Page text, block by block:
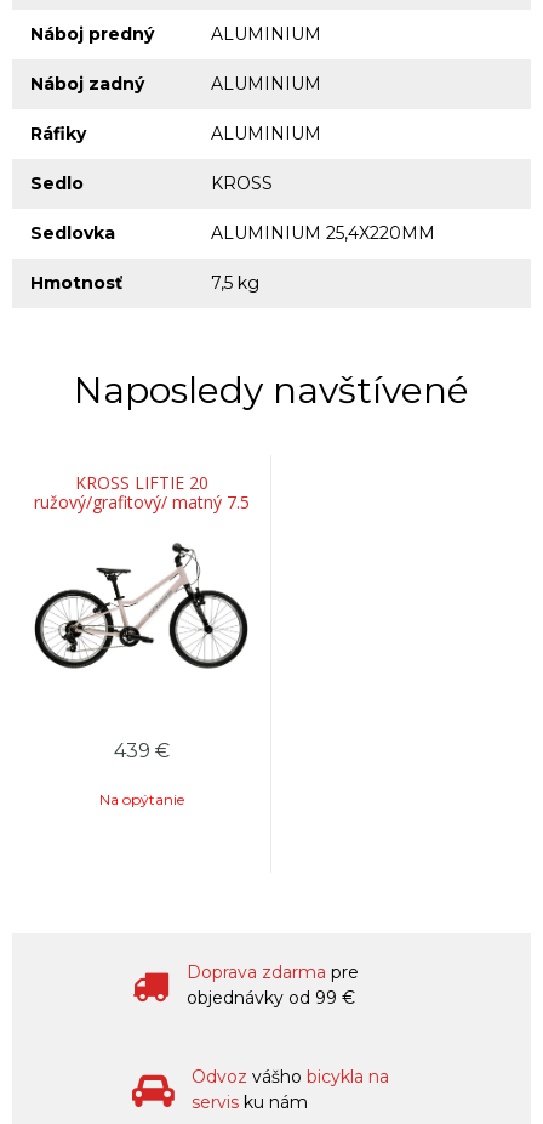
Náboj predný ALUMINIUM
Náboj zadný ALUMINIUM
Ráfiky ALUMINIUM
Sedlo KROSS
Sedlovka ALUMINIUM 25,4X220MM
Hmotnosť 7,5 kg
Naposledy navštívené
KROSS LIFTIE 20
ružový/grafitový/ matný 7.5
439 €
Na opýtanie
Doprava zdarma pre
objednávky od 99 €
Odvoz vášho bicykla na
servis ku nám